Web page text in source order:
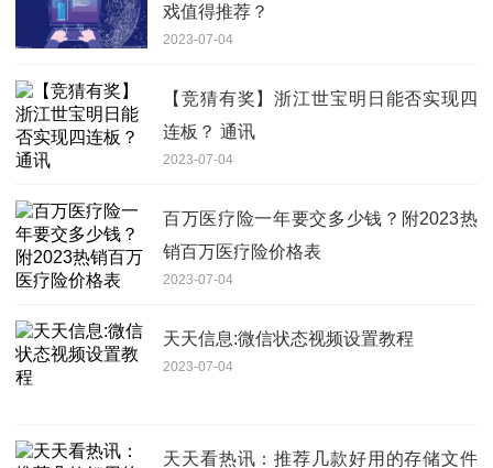
戏值得推荐？
2023-07-04
【竞猜有奖】浙江世宝明日能否实现四
连板？ 通讯
2023-07-04
百万医疗险一年要交多少钱？附2023热
销百万医疗险价格表
2023-07-04
天天信息:微信状态视频设置教程
2023-07-04
天天看热讯：推荐几款好用的存储文件